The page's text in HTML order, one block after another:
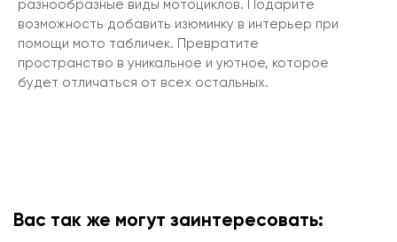
разнообразные виды мотоциклов. Подарите
возможность добавить изюминку в интерьер при
помощи мото табличек. Превратите
пространство в уникальное и уютное, которое
будет отличаться от всех остальных.
Вас так же могут заинтересовать: